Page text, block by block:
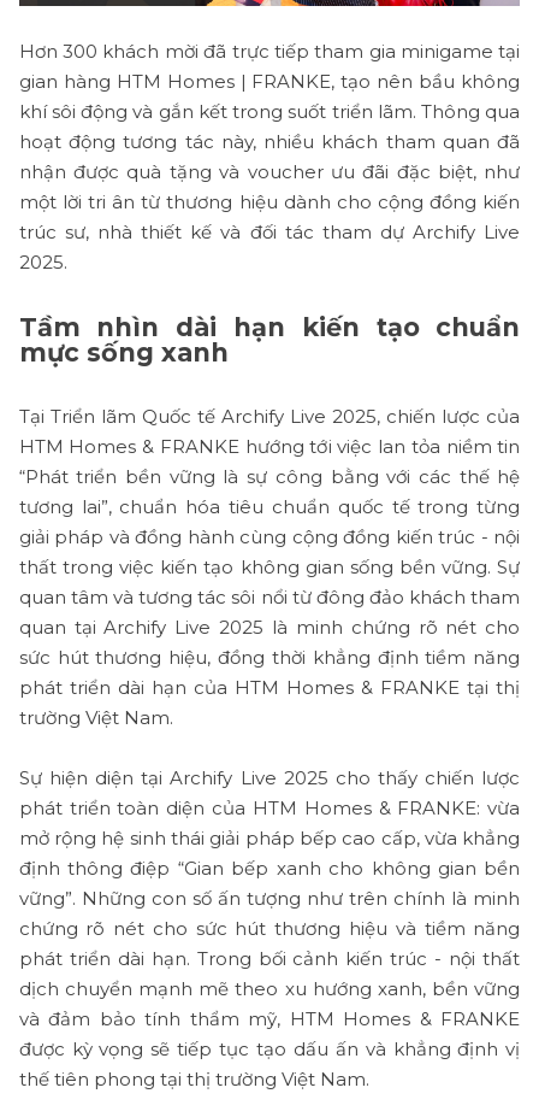
Hơn 300 khách mời đã trực tiếp tham gia minigame tại
gian hàng HTM Homes | FRANKE, tạo nên bầu không
khí sôi động và gắn kết trong suốt triển lãm. Thông qua
hoạt động tương tác này, nhiều khách tham quan đã
nhận được quà tặng và voucher ưu đãi đặc biệt, như
một lời tri ân từ thương hiệu dành cho cộng đồng kiến
trúc sư, nhà thiết kế và đối tác tham dự Archify Live
2025.
Tầm nhìn dài hạn kiến tạo chuẩn
mực sống xanh
Tại Triển lãm Quốc tế Archify Live 2025, chiến lược của
HTM Homes & FRANKE hướng tới việc lan tỏa niềm tin
“Phát triển bền vững là sự công bằng với các thế hệ
tương lai”, chuẩn hóa tiêu chuẩn quốc tế trong từng
giải pháp và đồng hành cùng cộng đồng kiến trúc - nội
thất trong việc kiến tạo không gian sống bền vững. Sự
quan tâm và tương tác sôi nổi từ đông đảo khách tham
quan tại Archify Live 2025 là minh chứng rõ nét cho
sức hút thương hiệu, đồng thời khẳng định tiềm năng
phát triển dài hạn của HTM Homes & FRANKE tại thị
trường Việt Nam.
Sự hiện diện tại Archify Live 2025 cho thấy chiến lược
phát triển toàn diện của HTM Homes & FRANKE: vừa
mở rộng hệ sinh thái giải pháp bếp cao cấp, vừa khẳng
định thông điệp “Gian bếp xanh cho không gian bền
vững”. Những con số ấn tượng như trên chính là minh
chứng rõ nét cho sức hút thương hiệu và tiềm năng
phát triển dài hạn. Trong bối cảnh kiến trúc - nội thất
dịch chuyển mạnh mẽ theo xu hướng xanh, bền vững
và đảm bảo tính thẩm mỹ, HTM Homes & FRANKE
được kỳ vọng sẽ tiếp tục tạo dấu ấn và khẳng định vị
thế tiên phong tại thị trường Việt Nam.